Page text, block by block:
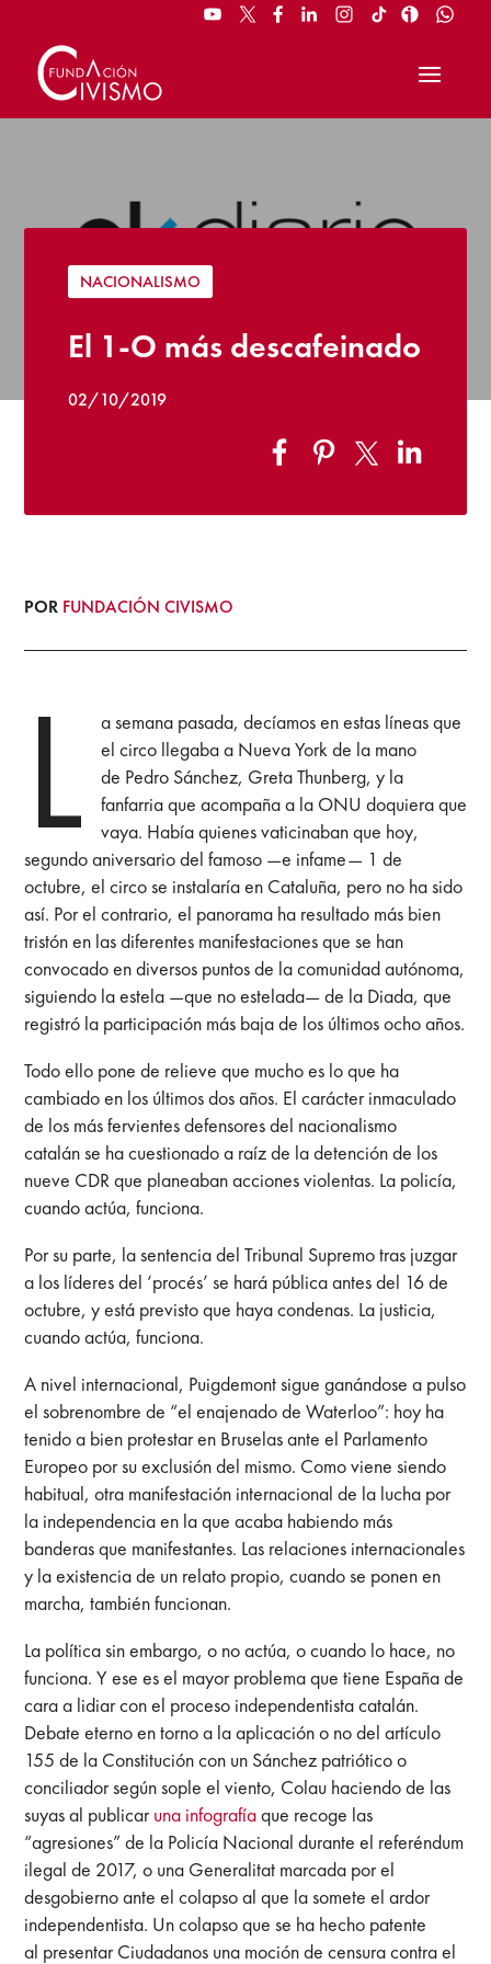
NACIONALISMO
El 1-O más descafeinado
02/10/2019
POR FUNDACIÓN CIVISMO
L
a semana pasada, decíamos en estas líneas que
el circo llegaba a Nueva York de la mano
de Pedro Sánchez, Greta Thunberg, y la
fanfarria que acompaña a la ONU doquiera que
vaya. Había quienes vaticinaban que hoy,
segundo aniversario del famoso —e infame— 1 de
octubre, el circo se instalaría en Cataluña, pero no ha sido
así. Por el contrario, el panorama ha resultado más bien
tristón en las diferentes manifestaciones que se han
convocado en diversos puntos de la comunidad autónoma,
siguiendo la estela —que no estelada— de la Diada, que
registró la participación más baja de los últimos ocho años.
Todo ello pone de relieve que mucho es lo que ha
cambiado en los últimos dos años. El carácter inmaculado
de los más fervientes defensores del nacionalismo
catalán se ha cuestionado a raíz de la detención de los
nueve CDR que planeaban acciones violentas. La policía,
cuando actúa, funciona.
Por su parte, la sentencia del Tribunal Supremo tras juzgar
a los líderes del ‘procés’ se hará pública antes del 16 de
octubre, y está previsto que haya condenas. La justicia,
cuando actúa, funciona.
A nivel internacional, Puigdemont sigue ganándose a pulso
el sobrenombre de “el enajenado de Waterloo”: hoy ha
tenido a bien protestar en Bruselas ante el Parlamento
Europeo por su exclusión del mismo. Como viene siendo
habitual, otra manifestación internacional de la lucha por
la independencia en la que acaba habiendo más
banderas que manifestantes. Las relaciones internacionales
y la existencia de un relato propio, cuando se ponen en
marcha, también funcionan.
La política sin embargo, o no actúa, o cuando lo hace, no
funciona. Y ese es el mayor problema que tiene España de
cara a lidiar con el proceso independentista catalán.
Debate eterno en torno a la aplicación o no del artículo
155 de la Constitución con un Sánchez patriótico o
conciliador según sople el viento, Colau haciendo de las
suyas al publicaruna infografíaque recoge las
“agresiones” de la Policía Nacional durante el referéndum
ilegal de 2017, o una Generalitat marcada por el
desgobierno ante el colapso al que la somete el ardor
independentista. Un colapso que se ha hecho patente
al presentar Ciudadanos una moción de censura contra el